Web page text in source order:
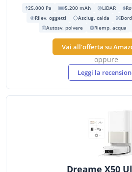
25.000 Pa 5.200 mAh LiDAR
Rilev. oggetti
Asciug. calda
Autosv. polvere
Riemp. acqua
Vai all'offerta su
oppure
Leggi la
Dreame X50